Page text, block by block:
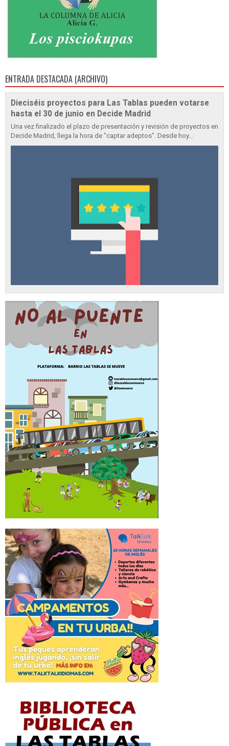
ENTRADA DESTACADA (ARCHIVO)
Dieciséis proyectos para Las Tablas pueden votarse
hasta el 30 de junio en Decide Madrid
Una vez finalizado el plazo de presentación y revisión de proyectos en
Decide Madrid, llega la hora de "captar adeptos". Desde hoy...